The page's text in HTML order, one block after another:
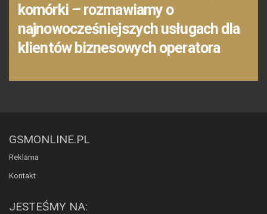
komórki – rozmawiamy o
najnowocześniejszych usługach dla
klientów biznesowych operatora
GSMONLINE.PL
Reklama
Kontakt
JESTEŚMY NA: